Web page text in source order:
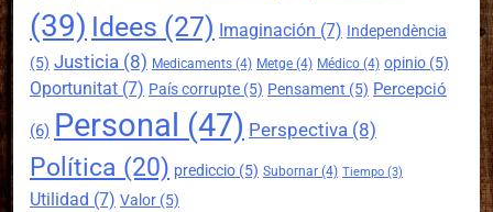
(39) Idees (27) Imaginación (7) Independència
(5) Justicia (8) Medicaments (4) Metge (4) Médico (4) opinio (5)
Oportunitat (7) País corrupte (5) Pensament (5) Percepció
(6) Personal (47) Perspectiva (8)
Política (20) prediccio (5) Subornar (4) Tiempo (3)
Utilidad (7) Valor (5)